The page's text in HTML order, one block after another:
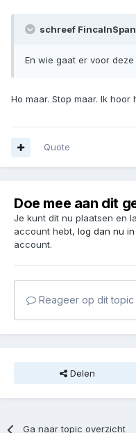
schreef
En wie gaat er voor
Ho maar. Stop maar. Ik
Quote
Doe mee aan dit
Je kunt dit nu plaatsen en
account hebt, log dan nu in
account.
Reageer op dit topic
Delen
Ga naar topic overzicht